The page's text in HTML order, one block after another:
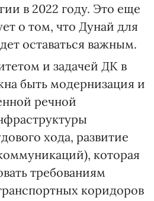
в 2022 году. Это еще
о том, что Дунай для
оставаться важным.
и задачей ДК в
быть модернизация и
речной
хода, развитие
которая
требованиям
коридоров